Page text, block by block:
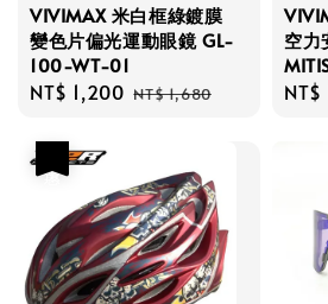
VIVIMAX 米白框綠鍍膜
變色片偏光運動眼鏡 GL-
100-WT-01
Sale
NT$ 1,200 Regular
NT$ 1,680
空力
Sale
NT$